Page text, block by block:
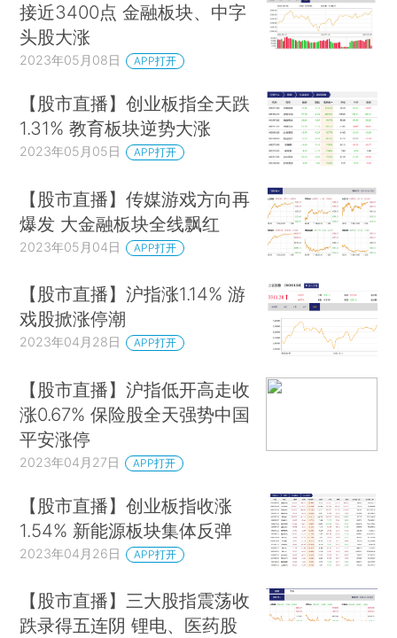
接近3400点 金融板块、中字
头股大涨
2023年05月08日 APP打开
【股市直播】创业板指全天跌
1.31% 教育板块逆势大涨
2023年05月05日 APP打开
【股市直播】传媒游戏方向再
爆发 大金融板块全线飘红
2023年05月04日 APP打开
【股市直播】沪指涨1.14% 游
戏股掀涨停潮
2023年04月28日 APP打开
【股市直播】沪指低开高走收
涨0.67% 保险股全天强势中国
平安涨停
2023年04月27日 APP打开
【股市直播】创业板指收涨
1.54% 新能源板块集体反弹
2023年04月26日 APP打开
【股市直播】三大股指震荡收
跌录得五连阴 锂电、医药股